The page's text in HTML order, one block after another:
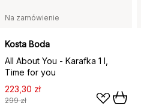
Na zamówienie
Kosta Boda
All About You - Karafka 1 l,
Time for you
223,30 zł
299 zł